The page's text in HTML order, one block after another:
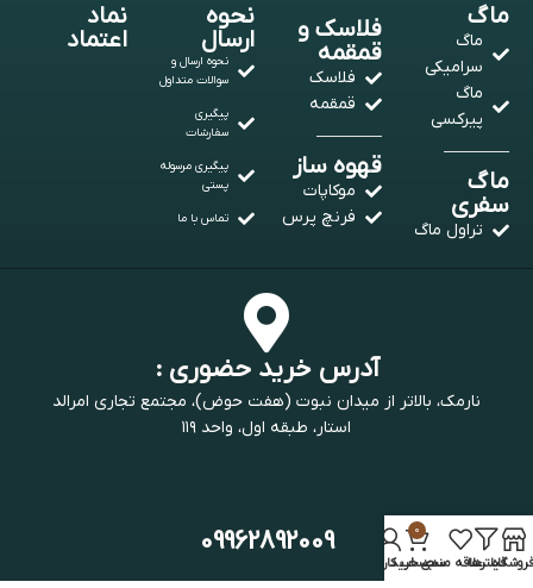
ماگ
ماگ
سرامیکی
ماگ
پیرکسی
ماگ
سفری
تراول ماگ
فلاسک و
قمقمه
فلاسک
قمقمه
قهوه ساز
موکاپات
فرنچ پرس
نحوه
ارسال
نحوه ارسال و
سوالات متداول
پیگیری
سفارشات
پیگیری مرسوله
پستی
تماس با ما
نماد
اعتماد
آدرس خرید حضوری :
نارمک، بالاتر از میدان نبوت (هفت حوض)، مجتمع تجاری امرالد
استار، طبقه اول، واحد ۱۱۹
09962892009
فروشگاهفیلترهاعلاقه مندی
0
سبد خرید
حساب کاربری من